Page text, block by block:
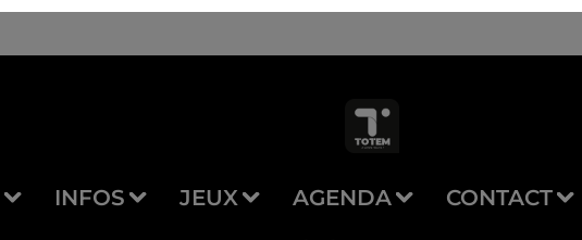
INFOS JEUX AGENDA CONTACT